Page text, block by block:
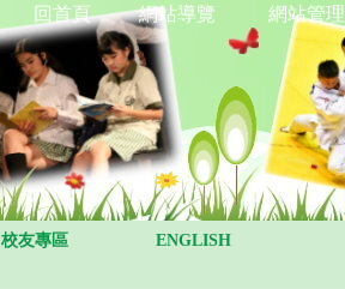
回首頁 網站導覽 網站管理
校友專區 ENGLISH